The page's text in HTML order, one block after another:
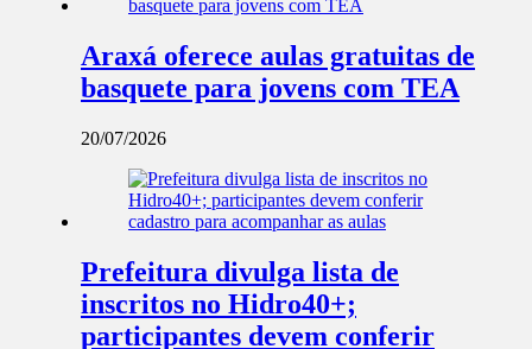
Araxá oferece aulas gratuitas de
basquete para jovens com TEA
20/07/2026
Prefeitura divulga lista de
inscritos no Hidro40+;
participantes devem conferir